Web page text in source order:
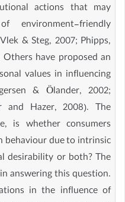
actions that may
environment-friendly
& Steg, 2007; Phipps,
have proposed an
values in influencing
& Ölander, 2002;
and Hazer, 2008). The
is whether consumers
behaviour due to intrinsic
desirability or both? The
answering this question.
in the influence of